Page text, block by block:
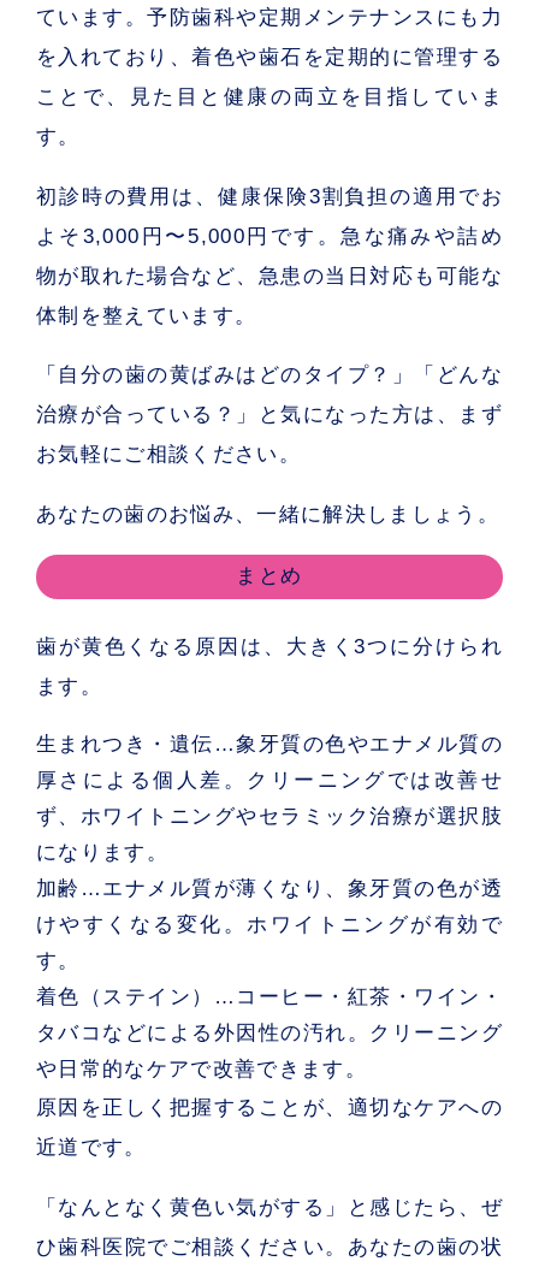
ています。予防歯科や定期メンテナンスにも力
を入れており、着色や歯石を定期的に管理する
ことで、見た目と健康の両立を目指していま
す。
初診時の費用は、健康保険3割負担の適用でお
よそ3,000円〜5,000円です。急な痛みや詰め
物が取れた場合など、急患の当日対応も可能な
体制を整えています。
「自分の歯の黄ばみはどのタイプ？」「どんな
治療が合っている？」と気になった方は、まず
お気軽にご相談ください。
あなたの歯のお悩み、一緒に解決しましょう。
まとめ
歯が黄色くなる原因は、大きく3つに分けられ
ます。
生まれつき・遺伝 …象牙質の色やエナメル質の
厚さによる個人差。クリーニングでは改善せ
ず、ホワイトニングやセラミック治療が選択肢
になります。
加齢 …エナメル質が薄くなり、象牙質の色が透
けやすくなる変化。ホワイトニングが有効で
す。
着色（ステイン）
…コーヒー・紅茶・ワイン・
タバコなどによる外因性の汚れ。クリーニング
や日常的なケアで改善できます。
原因を正しく把握することが、適切なケアへの
近道です。
「なんとなく黄色い気がする」と感じたら、ぜ
ひ歯科医院でご相談ください。あなたの歯の状